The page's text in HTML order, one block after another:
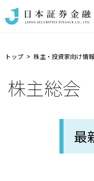
トップ 株主・投資家向け情報
株主総会
最